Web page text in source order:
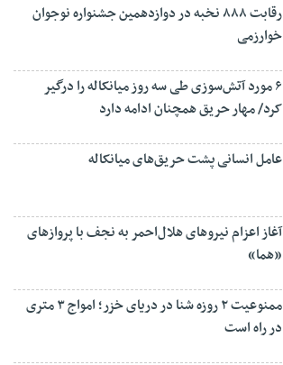
رقابت ۸۸۸ نخبه در دوازدهمین جشنواره نوجوان
خوارزمی
۶ مورد آتش‌سوزی طی سه روز میانکاله را درگیر
کرد/ مهار حریق همچنان ادامه دارد
عامل انسانی پشت حریق‌های میانکاله
آغاز اعزام نیروهای هلال‌احمر به نجف با پروازهای
«هما»
ممنوعیت ۲ روزه شنا در دریای خزر؛ امواج ۳ متری
در راه است